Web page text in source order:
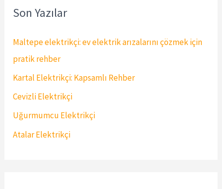
c
f
o
r
:
Son Yazılar
Maltepe elektrikçi: ev elektrik arızalarını çözmek için
pratik rehber
Kartal Elektrikçi: Kapsamlı Rehber
Cevizli Elektrikçi
Uğurmumcu Elektrikçi
Atalar Elektrikçi